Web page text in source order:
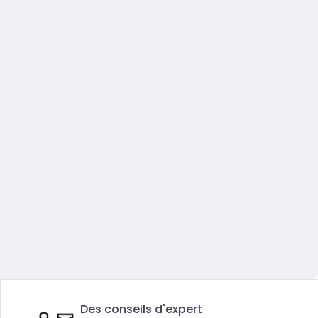
Des conseils d'expert